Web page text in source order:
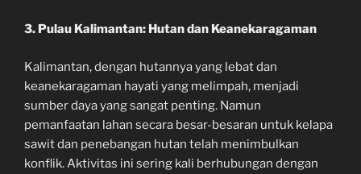
3. Pulau Kalimantan: Hutan dan Keanekaragaman
Kalimantan, dengan hutannya yang lebat dan
keanekaragaman hayati yang melimpah, menjadi
sumber daya yang sangat penting. Namun
pemanfaatan lahan secara besar-besaran untuk kelapa
sawit dan penebangan hutan telah menimbulkan
konflik. Aktivitas ini sering kali berhubungan dengan